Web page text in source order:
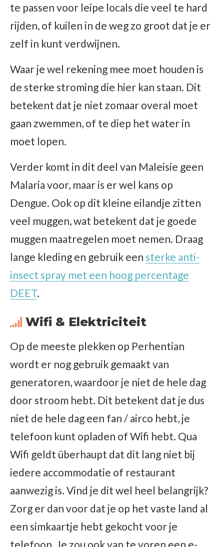
te passen voor leipe locals die veel te hard
rijden, of kuilen in de weg zo groot dat je er
zelf in kunt verdwijnen.
Waar je wel rekening mee moet houden is
de sterke stroming die hier kan staan. Dit
betekent dat je niet zomaar overal moet
gaan zwemmen, of te diep het water in
moet lopen.
Verder komt in dit deel van Maleisie geen
Malaria voor, maar is er wel kans op
Dengue. Ook op dit kleine eilandje zitten
veel muggen, wat betekent dat je goede
muggen maatregelen moet nemen. Draag
lange kleding en gebruik een sterke anti-
insect spray met een hoog percentage
DEET.
Wifi & Elektriciteit
Op de meeste plekken op Perhentian
wordt er nog gebruik gemaakt van
generatoren, waardoor je niet de hele dag
door stroom hebt. Dit betekent dat je dus
niet de hele dag een fan / airco hebt, je
telefoon kunt opladen of Wifi hebt. Qua
Wifi geldt überhaupt dat dit lang niet bij
iedere accommodatie of restaurant
aanwezig is. Vind je dit wel heel belangrijk?
Zorg er dan voor dat je op het vaste land al
een simkaartje hebt gekocht voor je
telefoon. Je zou ook van te voren een e-